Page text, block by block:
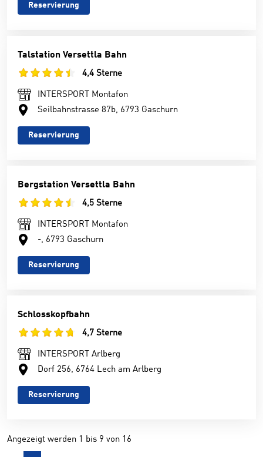
Reservierung
Talstation Versettla Bahn
4,4 Sterne
INTERSPORT Montafon
Seilbahnstrasse 87b, 6793 Gaschurn
Reservierung
Bergstation Versettla Bahn
4,5 Sterne
INTERSPORT Montafon
-, 6793 Gaschurn
Reservierung
Schlosskopfbahn
4,7 Sterne
INTERSPORT Arlberg
Dorf 256, 6764 Lech am Arlberg
Reservierung
Angezeigt werden 1 bis 9 von 16